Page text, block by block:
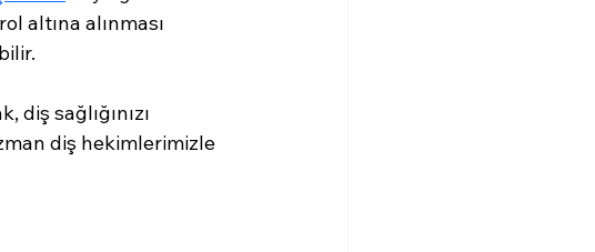
altına alınması
diş sağlığınızı
diş hekimlerimizle